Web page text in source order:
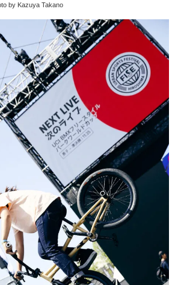
by Kazuya Takano